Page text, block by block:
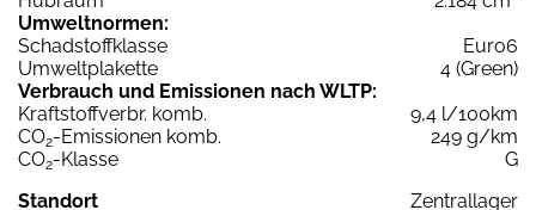
Umweltnormen:
Schadstoffklasse
Euro6
Umweltplakette
4 (Green)
Verbrauch und Emissionen nach WLTP:
Kraftstoffverbr. komb.
9,4 l/100km
CO2-Emissionen komb.
249 g/km
CO2-Klasse
G
Standort
Zentrallager